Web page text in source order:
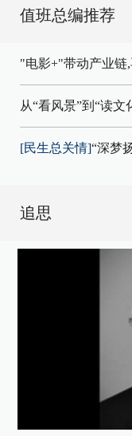
值班总编推荐
"电影+"带动产业链
从“看风景”到“读
[民生总关情]“深梦
追思